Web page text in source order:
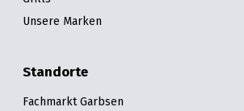
Unsere Marken
Standorte
Fachmarkt Garbsen